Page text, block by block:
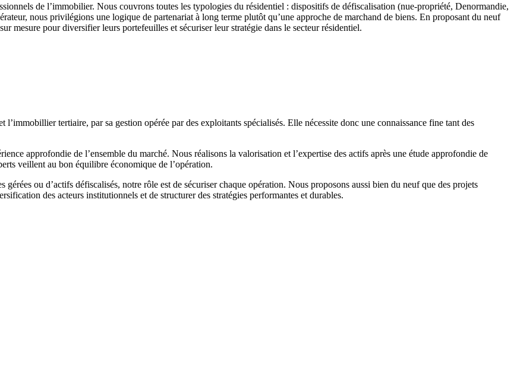
de l’immobilier. Nous couvrons toutes les typologies du résidentiel : dispositifs de défiscalisation (nue-propriété, Denormandie,
nous privilégions une logique de partenariat à long terme plutôt qu’une approche de marchand de biens. En proposant du neuf
mesure pour diversifier leurs portefeuilles et sécuriser leur stratégie dans le secteur résidentiel.
l’immobillier tertiaire, par sa gestion opérée par des exploitants spécialisés. Elle nécessite donc une connaissance fine tant des
approfondie de l’ensemble du marché. Nous réalisons la valorisation et l’expertise des actifs après une étude approfondie de
veillent au bon équilibre économique de l’opération.
ou d’actifs défiscalisés, notre rôle est de sécuriser chaque opération. Nous proposons aussi bien du neuf que des projets
des acteurs institutionnels et de structurer des stratégies performantes et durables.